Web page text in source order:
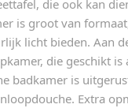
die ook kan
is groot van
licht bieden. Aan
die geschikt
badkamer is
Extra